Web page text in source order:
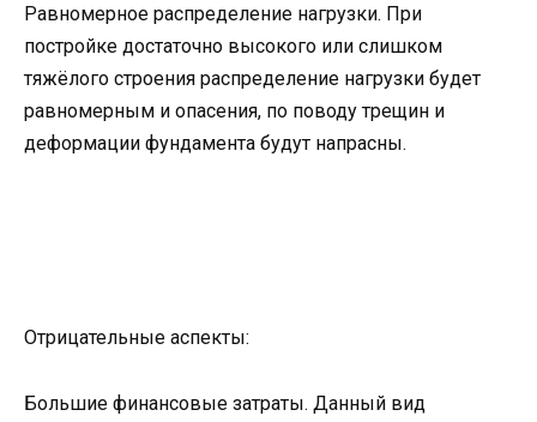
Равномерное распределение нагрузки. При
постройке достаточно высокого или слишком
тяжёлого строения распределение нагрузки будет
равномерным и опасения, по поводу трещин и
деформации фундамента будут напрасны.
Отрицательные аспекты:
Большие финансовые затраты. Данный вид